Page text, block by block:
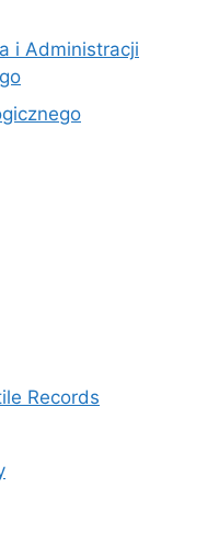
i Administracji
Records